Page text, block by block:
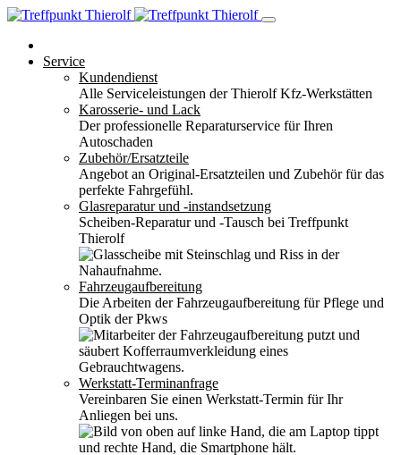
Service
Kundendienst
Alle Serviceleistungen der Thierolf Kfz-Werkstätten
Karosserie- und Lack
Der professionelle Reparaturservice für Ihren
Autoschaden
Zubehör/Ersatzteile
Angebot an Original-Ersatzteilen und Zubehör für das
perfekte Fahrgefühl.
Glasreparatur und -instandsetzung
Scheiben-Reparatur und -Tausch bei Treffpunkt
Thierolf
Fahrzeugaufbereitung
Die Arbeiten der Fahrzeugaufbereitung für Pflege und
Optik der Pkws
Werkstatt-Terminanfrage
Vereinbaren Sie einen Werkstatt-Termin für Ihr
Anliegen bei uns.